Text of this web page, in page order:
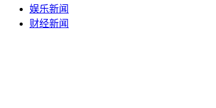
娱乐新闻
财经新闻